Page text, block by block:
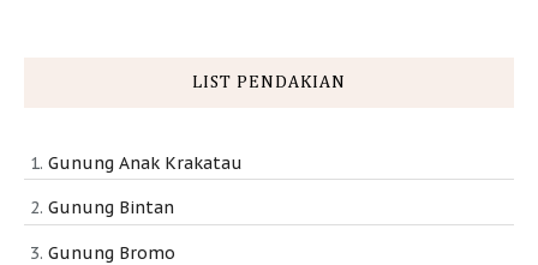
LIST PENDAKIAN
Gunung Anak Krakatau
Gunung Bintan
Gunung Bromo